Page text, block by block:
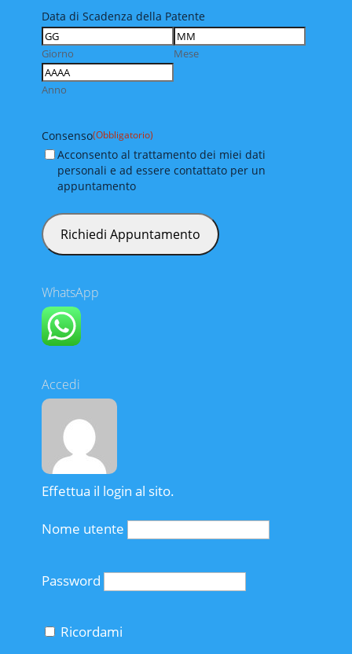
Data di Scadenza della Patente
Giorno Mese
Anno
Consenso(Obbligatorio)
Acconsento al trattamento dei miei dati
personali e ad essere contattato per un
appuntamento
WhatsApp
Accedi
Effettua il login al sito.
Nome utente
Password
Ricordami